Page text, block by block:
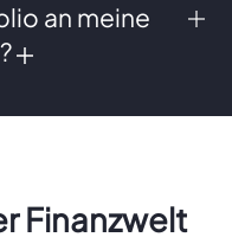
an meine
Finanzwelt